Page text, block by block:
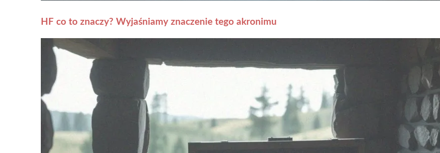
HF co to znaczy? Wyjaśniamy znaczenie tego akronimu